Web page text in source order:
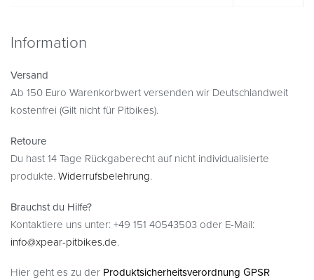
Information
Versand
Ab 150 Euro Warenkorbwert versenden wir Deutschlandweit
kostenfrei (Gilt nicht für Pitbikes).
Retoure
Du hast 14 Tage Rückgaberecht auf nicht individualisierte
produkte. Widerrufsbelehrung.
Brauchst du Hilfe?
Kontaktiere uns unter: +49 151 40543503 oder E-Mail:
info@xpear-pitbikes.de.
Hier geht es zu der Produktsicherheitsverordnung GPSR